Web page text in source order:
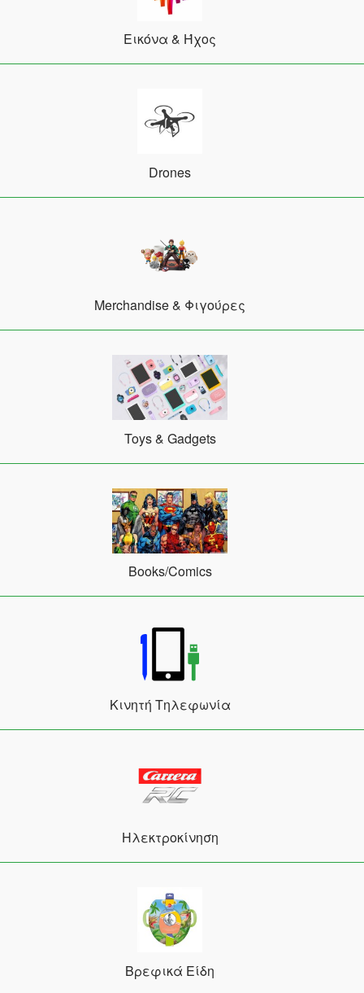
Εικόνα & Ήχος
Drones
Merchandise & Φιγούρες
Toys & Gadgets
Books/Comics
Κινητή Τηλεφωνία
Ηλεκτροκίνηση
Βρεφικά Είδη